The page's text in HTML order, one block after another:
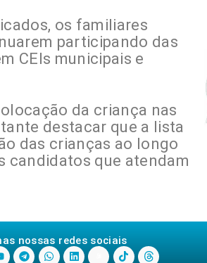
os familiares
participando das
CEIs municipais e
da criança nas
destacar que a lista
das crianças ao longo
candidatos que atendam
nossas redes sociais